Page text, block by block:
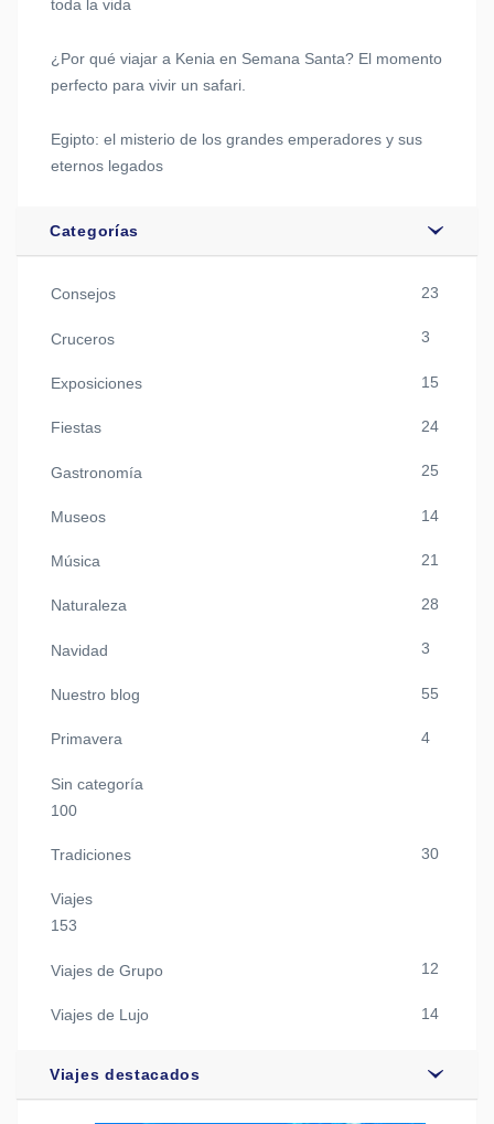
toda la vida
¿Por qué viajar a Kenia en Semana Santa? El momento
perfecto para vivir un safari.
Egipto: el misterio de los grandes emperadores y sus
eternos legados
Categorías
Consejos 23
Cruceros 3
Exposiciones 15
Fiestas 24
Gastronomía 25
Museos 14
Música 21
Naturaleza 28
Navidad 3
Nuestro blog 55
Primavera 4
Sin categoría
100
Tradiciones 30
Viajes
153
Viajes de Grupo 12
Viajes de Lujo 14
Viajes destacados